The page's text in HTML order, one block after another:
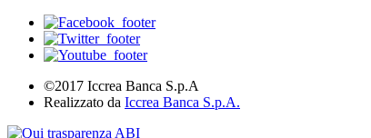
©2017 Iccrea Banca S.p.A
Realizzato da Iccrea Banca S.p.A.